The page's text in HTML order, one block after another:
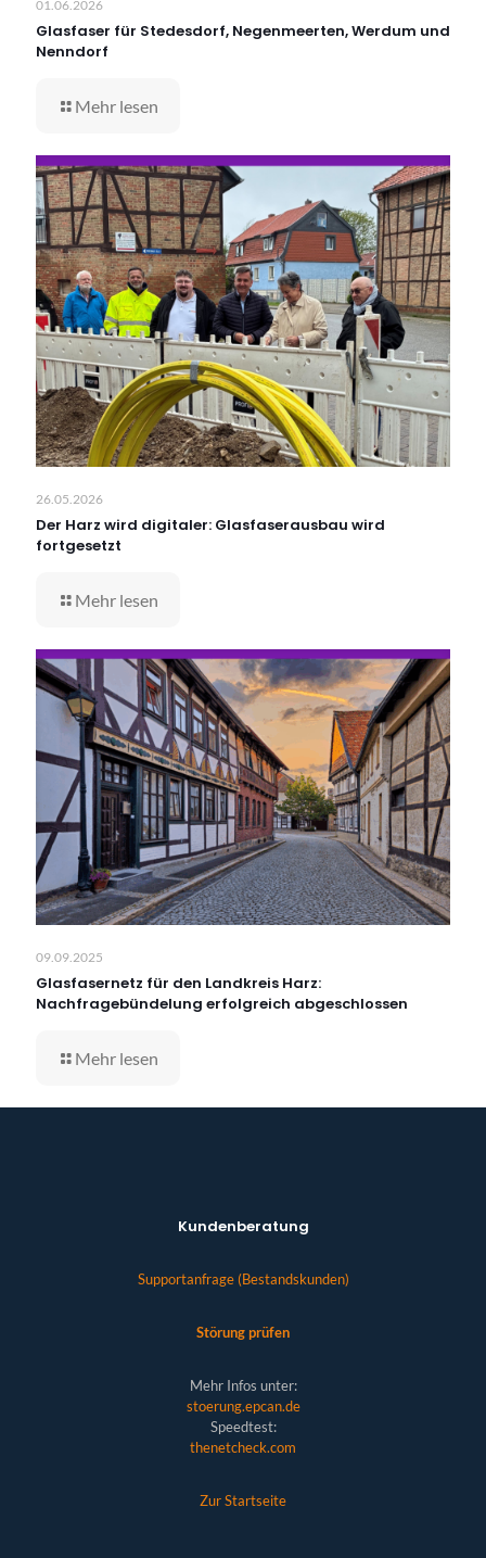
01.06.2026
Glasfaser für Stedesdorf, Negenmeerten, Werdum und
Nenndorf
Mehr lesen
26.05.2026
Der Harz wird digitaler: Glasfaserausbau wird
fortgesetzt
Mehr lesen
09.09.2025
Glasfasernetz für den Landkreis Harz:
Nachfragebündelung erfolgreich abgeschlossen
Mehr lesen
Kundenberatung
Supportanfrage (Bestandskunden)
Störung prüfen
Mehr Infos unter:
stoerung.epcan.de
Speedtest:
thenetcheck.com
Zur Startseite